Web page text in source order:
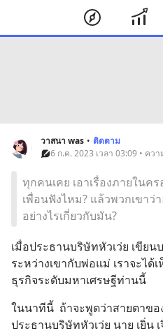
วาสนา was • ติดตาม
6 ก.ค. 2023 เวลา 03:09 • คว
ทุกคนเคย เอาเรื่องภายในค
เพื่อนฟังไหม? แล้วพวกเขา
อย่างไรเกี่ยวกับมัน?
เมื่อประธานบริษัทหัวเว่ย เขีย
ระหว่างเขากับพ่อแม่ เราจะไ
ธุรกิจระดับมหาเศรษฐีท่านนี้
ในนาทีนี้  ถ้าจะพูดว่าสายตาข
ประธานบริษัทหัวเว่ย นาย เยิ่น